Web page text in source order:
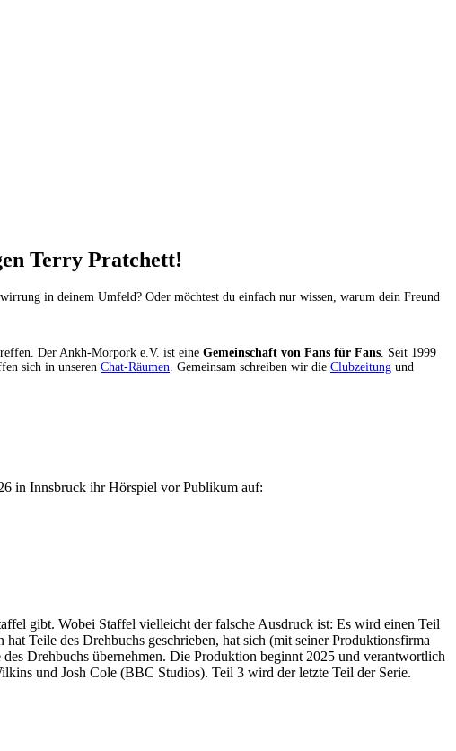
Terry Pratchett!
in deinem Umfeld? Oder möchtest du einfach nur wissen, warum dein Freund
Der Ankh-Morpork e.V. ist eine Gemeinschaft von Fans für Fans . Seit 1999
sich in unseren Chat-Räumen . Gemeinsam schreiben wir die Clubzeitung und
in Innsbruck ihr Hörspiel vor Publikum auf:
gibt. Wobei Staffel vielleicht der falsche Ausdruck ist: Es wird einen Teil
Teile des Drehbuchs geschrieben, hat sich (mit seiner Produktionsfirma
Drehbuchs übernehmen. Die Produktion beginnt 2025 und verantwortlich
und Josh Cole (BBC Studios). Teil 3 wird der letzte Teil der Serie.